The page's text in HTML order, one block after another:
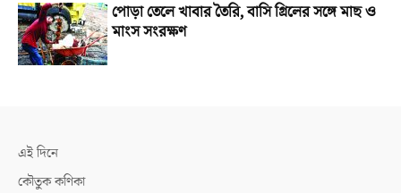
পোড়া তেলে খাবার তৈরি, বাসি গ্রিলের সঙ্গে মাছ ও
মাংস সংরক্ষণ
এই দিনে
কৌতুক কণিকা